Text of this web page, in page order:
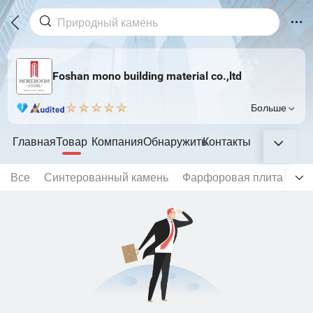
Foshan mono building material co.,ltd
Больше
ГлавнаяТовар КомпанияОбнаружитьКонтакты
Все Синтерованный камень Фарфоровая плита